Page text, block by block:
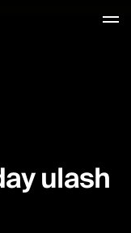
ulash